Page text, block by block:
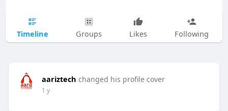
Timeline Groups Likes Following
aariztech changed his profile cover
1 y